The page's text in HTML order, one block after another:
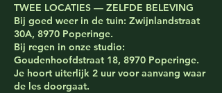
TWEE LOCATIES — ZELFDE BELEVING
Bij goed weer in de tuin: Zwijnlandstraat
30A, 8970 Poperinge.
Bij regen in onze studio:
Goudenhoofdstraat 18, 8970 Poperinge.
Je hoort uiterlijk 2 uur voor aanvang waar
de les doorgaat.